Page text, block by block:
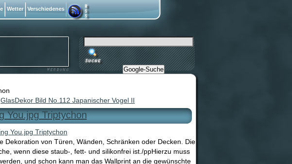
GlasDekor Bild No.112 Japanischer Vogel II
You.jpg Triptychon
von Türen, Wänden, Schränken oder Decken. Die
wenn diese staub-, fett- und silikonfrei ist./ppHierzu muss
und schon kann man das Wallprint an die gewünschte
Wetter Verschiedenes
Google-Suche